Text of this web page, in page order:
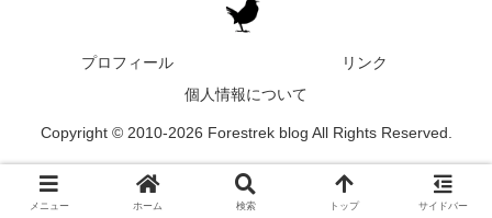
プロフィール
リンク
個人情報について
Copyright © 2010-2026 Forestrek blog All Rights Reserved.
メニュー ホーム 検索 トップ サイドバー